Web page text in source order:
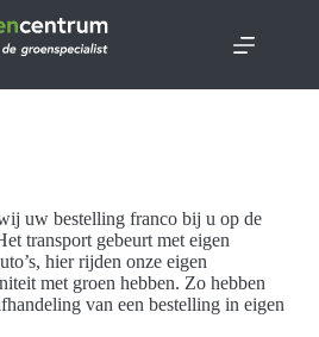
uw bestelling franco bij u op de
transport gebeurt met eigen
hier rijden onze eigen
met groen hebben. Zo hebben
van een bestelling in eigen